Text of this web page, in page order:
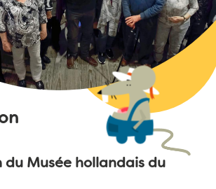
du Musée hollandais du